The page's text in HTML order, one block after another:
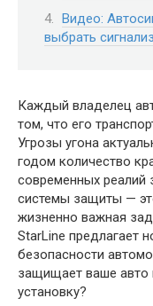
Видео:
выбрать
Каждый владелец
том, что его
Угрозы угона
годом количество
современных реалий
системы защиты —
жизненно важная
StarLine предлагает
безопасности
защищает ваше авто
установку?